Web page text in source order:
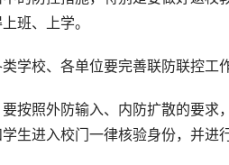
班、上学。
学校、各单位要完善联防联控工
按照外防输入、内防扩散的要求
生进入校门一律核验身份，并